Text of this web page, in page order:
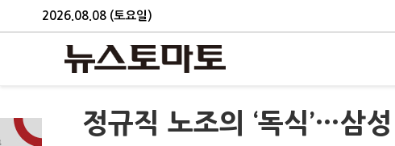
2026.08.08 (토요일)
정규직 노조의 ‘독식’…삼성